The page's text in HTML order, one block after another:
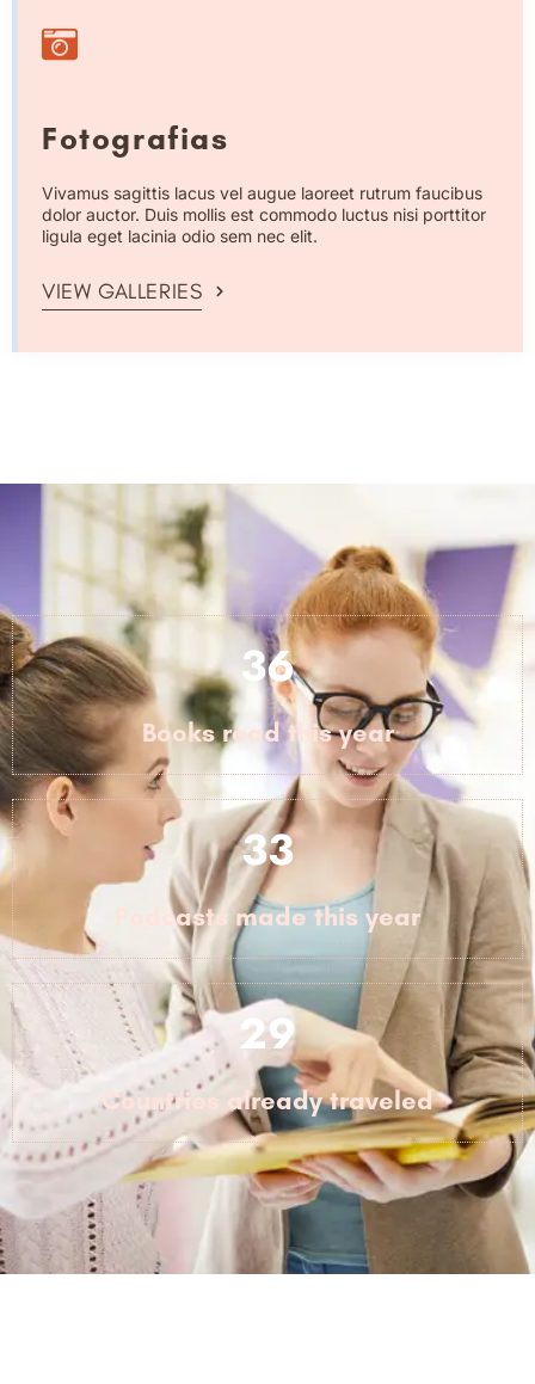
Fotografias
Vivamus sagittis lacus vel augue laoreet rutrum faucibus
dolor auctor. Duis mollis est commodo luctus nisi porttitor
ligula eget lacinia odio sem nec elit.
VIEW GALLERIES
57
Books read this year
33
Podcasts made this year
29
Countries already traveled